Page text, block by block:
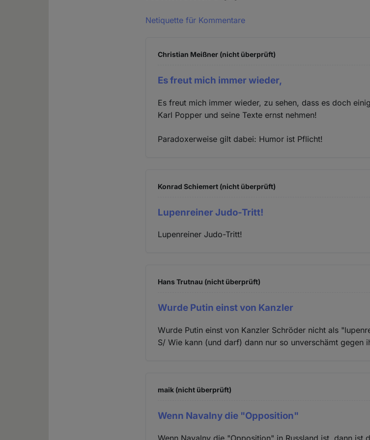
Netiquette für Kommentare
Christian Meißner (nicht überprüft)
Es freut mich immer wieder,
Es freut mich immer wieder, zu sehen, dass es doch
Karl Popper und seine Texte ernst nehmen!
Paradoxerweise gilt dabei: Humor ist Pflicht!
Konrad Schiemert (nicht überprüft)
Lupenreiner Judo-Tritt!
Lupenreiner Judo-Tritt!
Hans Trutnau (nicht überprüft)
Wurde Putin einst von Kanzler
Wurde Putin einst von Kanzler Schröder nicht als
S/ Wie kann (und darf) dann nur so unverschämt gegen
maik (nicht überprüft)
Wenn Navalny die "Opposition"
Wenn Navalny die "Opposition" in Russland ist, dann ist